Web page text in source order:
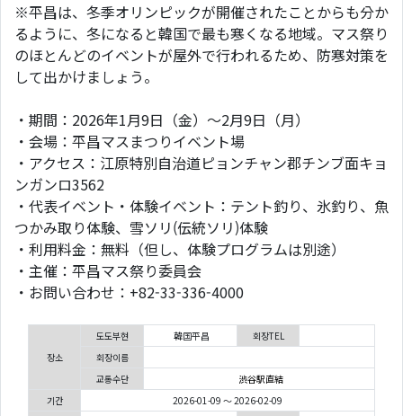
※平昌は、冬季オリンピックが開催されたことからも分か
るように、冬になると韓国で最も寒くなる地域。マス祭り
のほとんどのイベントが屋外で行われるため、防寒対策を
して出かけましょう。
・期間：2026年1月9日（金）〜2月9日（月）
・会場：平昌マスまつりイベント場
・アクセス：江原特別自治道ピョンチャン郡チンブ面キョ
ンガンロ3562
・代表イベント・体験イベント：テント釣り、氷釣り、魚
つかみ取り体験、雪ソリ(伝統ソリ)体験
・利用料金：無料（但し、体験プログラムは別途）
・主催：平昌マス祭り委員会
・お問い合わせ：+82-33-336-4000
장소
도도부현 韓国平昌
회장TEL
회장이름
교통수단
渋谷駅直結
기간
2026-01-09 ～ 2026-02-09